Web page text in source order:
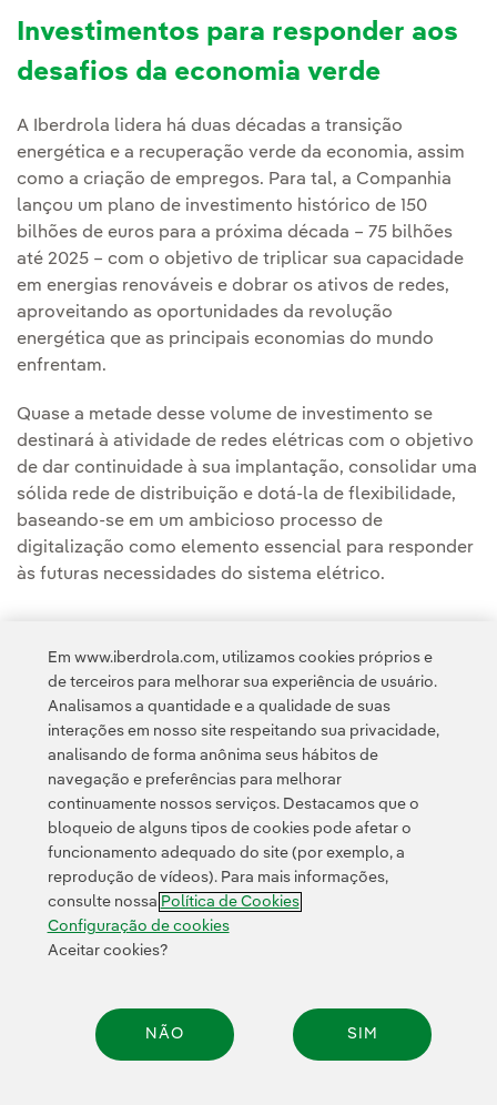
Investimentos para responder aos
desafios da economia verde
A Iberdrola lidera há duas décadas a transição
energética e a recuperação verde da economia, assim
como a criação de empregos. Para tal, a Companhia
lançou um plano de investimento histórico de 150
bilhões de euros para a próxima década – 75 bilhões
até 2025 – com o objetivo de triplicar sua capacidade
em energias renováveis e dobrar os ativos de redes,
aproveitando as oportunidades da revolução
energética que as principais economias do mundo
enfrentam.
Quase a metade desse volume de investimento se
destinará à atividade de redes elétricas com o objetivo
de dar continuidade à sua implantação, consolidar uma
sólida rede de distribuição e dotá-la de flexibilidade,
baseando-se em um ambicioso processo de
digitalização como elemento essencial para responder
às futuras necessidades do sistema elétrico.
Acesso a informação legal
Contato Clientes Política de Privacidade Informação legal
Política de cookies Configuração de cookies
Canal de denúncias
Em www.iberdrola.com, utilizamos cookies próprios e
de terceiros para melhorar sua experiência de usuário.
Analisamos a quantidade e a qualidade de suas
interações em nosso site respeitando sua privacidade,
analisando de forma anônima seus hábitos de
navegação e preferências para melhorar
continuamente nossos serviços. Destacamos que o
bloqueio de alguns tipos de cookies pode afetar o
funcionamento adequado do site (por exemplo, a
reprodução de vídeos). Para mais informações,
consulte nossa Política de Cookies
Configuração de cookies
Aceitar cookies?
NÃO SIM